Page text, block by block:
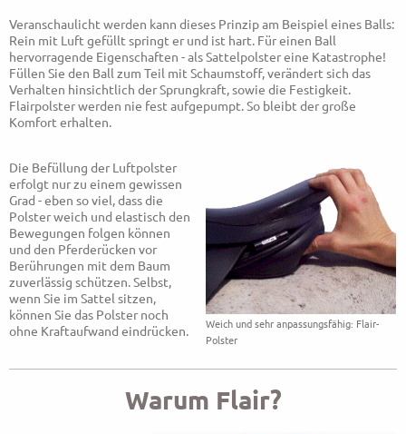
Veranschaulicht werden kann dieses Prinzip am Beispiel eines Balls:
Rein mit Luft gefüllt springt er und ist hart. Für einen Ball
hervorragende Eigenschaften - als Sattelpolster eine Katastrophe!
Füllen Sie den Ball zum Teil mit Schaumstoff, verändert sich das
Verhalten hinsichtlich der Sprungkraft, sowie die Festigkeit.
Flairpolster werden nie fest aufgepumpt. So bleibt der große
Komfort erhalten.
Weich und sehr anpassungsfähig: Flair-
Polster
Die Befüllung der Luftpolster
erfolgt nur zu einem gewissen
Grad - eben so viel, dass die
Polster weich und elastisch den
Bewegungen folgen können
und den Pferderücken vor
Berührungen mit dem Baum
zuverlässig schützen. Selbst,
wenn Sie im Sattel sitzen,
können Sie das Polster noch
ohne Kraftaufwand eindrücken.
Warum Flair?